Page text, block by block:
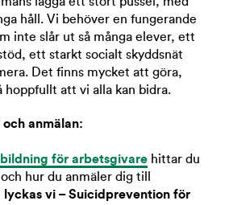
håll. Vi behöver en fungerande
inte slår ut så många elever, ett
ett starkt socialt skyddsnät
Det finns mycket att göra,
hoppfullt att vi alla kan bidra.
anmälan:
för arbetsgivare hittar du
hur du anmäler dig till
lyckas vi – Suicidprevention för